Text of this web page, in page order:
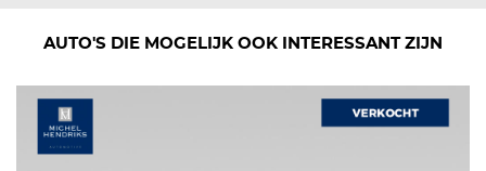
AUTO'S DIE MOGELIJK OOK INTERESSANT ZIJN